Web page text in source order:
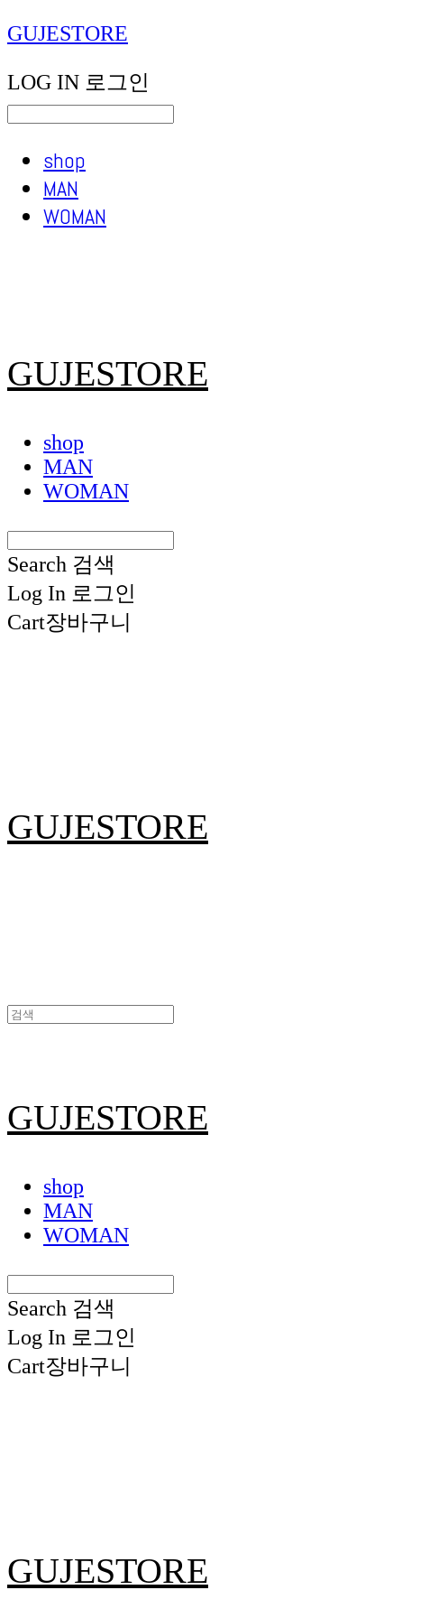
GUJESTORE
LOG IN 로그인
shop
MAN
WOMAN
GUJESTORE
shop
MAN
WOMAN
Search 검색
Log In 로그인
Cart장바구니
GUJESTORE
GUJESTORE
shop
MAN
WOMAN
Search 검색
Log In 로그인
Cart장바구니
GUJESTORE